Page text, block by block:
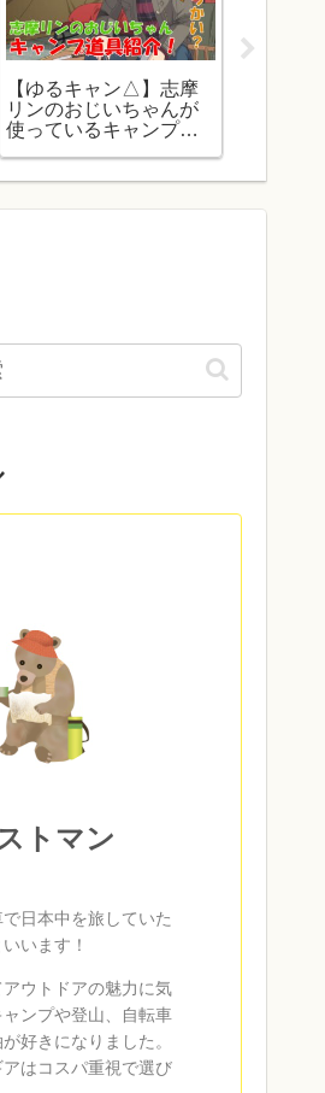
【ゆるキャン△】志摩
リンのおじいちゃんが
使っているキャンプ道
トマン
日本中を旅していた
います！
ウトドアの魅力に気
ンプや登山、自転車
好きになりました。
はコスパ重視で選び